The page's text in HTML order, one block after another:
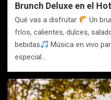
Brunch Deluxe en el
Qué vas a disfrutar
Un
fríos, calientes, dulces,
bebidas
Música en vivo
especial…